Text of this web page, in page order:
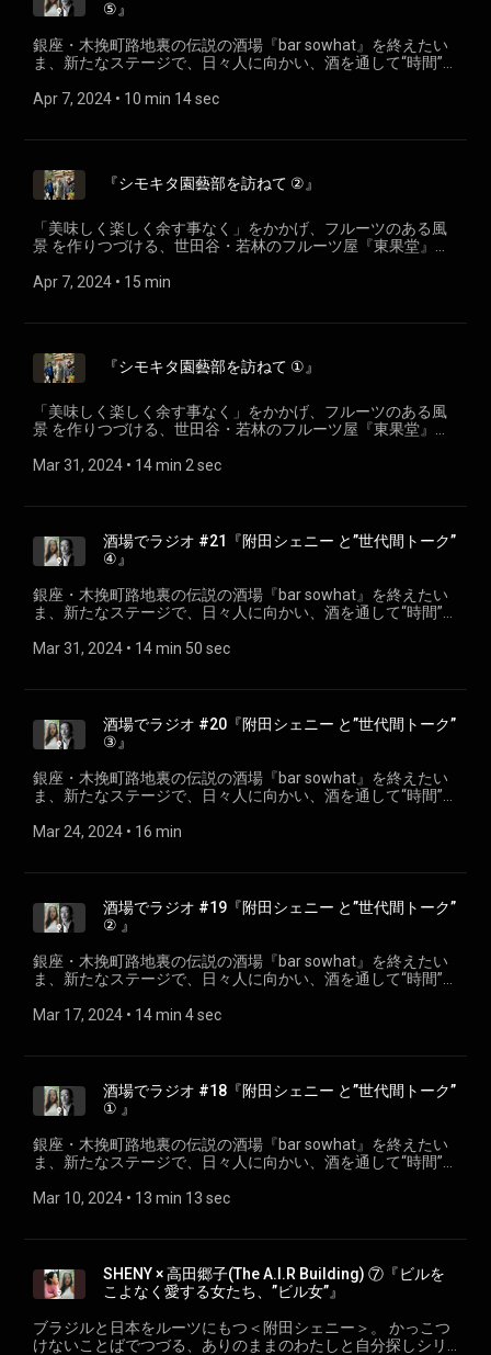
⑤』
銀座・木挽町路地裏の伝説の酒場『bar sowhat』を終えたい
ま、新たなステージで、日々人に向かい、酒を通して“時間”を
#22 今シリーズのテーマは「世代間トーク」。同じWAH!
Apr 7, 2024 • 10 min 14 sec
『シモキタ園藝部を訪ねて ②』
「美味しく楽しく余す事なく」をかかげ、フルーツのある風
景 を作りつづける、世田谷・若林のフルーツ屋『東果堂』代
性を探求。#20『シモキタ園藝部を訪ねて②』 斉藤吉司さん
Apr 7, 2024 • 15 min
『シモキタ園藝部を訪ねて ①』
「美味しく楽しく余す事なく」をかかげ、フルーツのある風
景 を作りつづける、世田谷・若林のフルーツ屋『東果堂』代
性を探求。#19『シモキタ園藝部を訪ねて①』 斉藤吉司さん
Mar 31, 2024 • 14 min 2 sec
酒場でラジオ #21『附田シェニー と”世代間トーク”
④』
銀座・木挽町路地裏の伝説の酒場『bar sowhat』を終えたい
ま、新たなステージで、日々人に向かい、酒を通して“時間”を
今シリーズのテーマは「世代間トーク」。同じWAH! Radioポ
Mar 31, 2024 • 14 min 50 sec
酒場でラジオ #20『附田シェニー と”世代間トーク”
③』
銀座・木挽町路地裏の伝説の酒場『bar sowhat』を終えたい
ま、新たなステージで、日々人に向かい、酒を通して“時間”を
今シリーズのテーマは「世代間トーク」。同じWAH! Radioポ
Mar 24, 2024 • 16 min
酒場でラジオ #19『附田シェニー と”世代間トーク”
② 』
銀座・木挽町路地裏の伝説の酒場『bar sowhat』を終えたい
ま、新たなステージで、日々人に向かい、酒を通して“時間”を
今シリーズのテーマは「世代間トーク」。同じWAH! Radioポ
Mar 17, 2024 • 14 min 4 sec
酒場でラジオ #18『附田シェニー と”世代間トーク”
① 』
銀座・木挽町路地裏の伝説の酒場『bar sowhat』を終えたい
ま、新たなステージで、日々人に向かい、酒を通して“時間”を
今シリーズのテーマは「世代間トーク」。同じWAH! Radioポ
Mar 10, 2024 • 13 min 13 sec
SHENY × 高田郷子(The A.I.R Building) ⑦『ビルを
こよなく愛する女たち、”ビル女”』
ブラジルと日本をルーツにもつ＜附田シェニー＞。 かっこつ
けないことばでつづる、ありのままのわたしと自分探しシリ